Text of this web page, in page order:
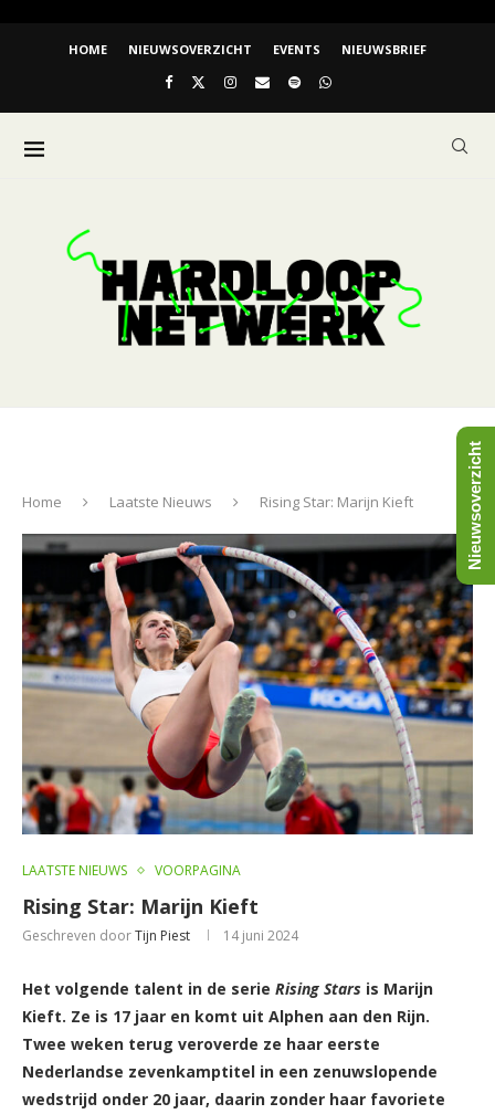
HOME NIEUWSOVERZICHT EVENTS NIEUWSBRIEF
Home Laatste Nieuws Rising Star: Marijn Kieft
LAATSTE NIEUWS VOORPAGINA
Rising Star: Marijn Kieft
Geschreven doorTijn Piest 14 juni 2024
Het volgende talent in de serie Rising Stars is Marijn
Kieft. Ze is 17 jaar en komt uit Alphen aan den Rijn.
Twee weken terug veroverde ze haar eerste
Nederlandse zevenkamptitel in een zenuwslopende
wedstrijd onder 20 jaar, daarin zonder haar favoriete
Nieuwsoverzicht